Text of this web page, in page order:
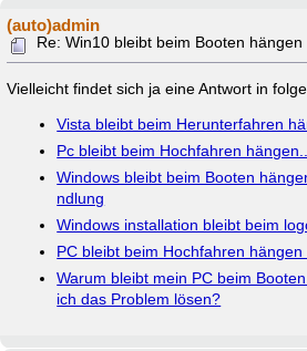
(auto)admin
Re: Win10 bleibt beim Booten hängen
Vielleicht findet sich ja eine Antwort in
Vista bleibt beim Herunterfahren
Pc bleibt beim Hochfahren hängen..
Windows bleibt beim Booten
ndlung
Windows installation bleibt beim
PC bleibt beim Hochfahren
Warum bleibt mein PC beim
ich das Problem lösen?